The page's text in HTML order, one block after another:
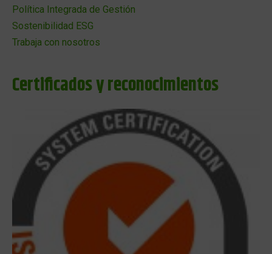
Política Integrada de Gestión
Sostenibilidad ESG
Trabaja con nosotros
Certificados y reconocimientos